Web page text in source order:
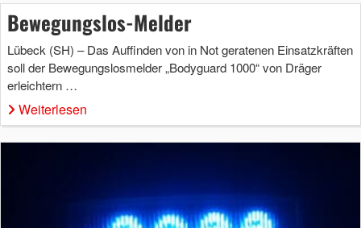
Bewegungslos-Melder
Lübeck (SH) – Das Auffinden von in Not geratenen Einsatzkräften
soll der Bewegungslosmelder „Bodyguard 1000“ von Dräger
erleichtern …
Weiterlesen